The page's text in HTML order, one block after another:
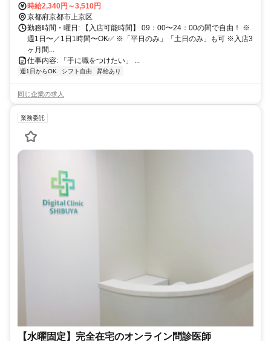
時給2,340円～3,510円
京都府京都市上京区
勤務時間・曜日: 【入店可能時間】 09：00〜24：00の間で自由！ ※
週1日〜／1日1時間〜OK✅ ※「平日のみ」「土日のみ」も可 ※入店3
ヶ月間...
仕事内容: 「手に職をつけたい」 ...
週1日からOK シフト自由 昇給あり
同じ企業の求人
業務委託
【水曜固定】完全在宅のオンライン問診医師